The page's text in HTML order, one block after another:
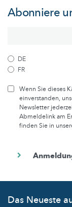
Abonniere
DE
FR
Wenn Sie dieses
einverstanden,
Newsletter
Abmeldelink am
finden Sie in
Das Neueste